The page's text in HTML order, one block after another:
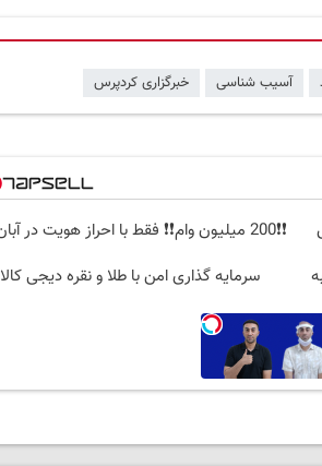
آسیب شناسی خبرگزاری کردپرس
❗❗200 میلیون وام❗❗ فقط با احراز هویت در آبان تتر
سرمایه گذاری امن با طلا و نقره دیجی کالا